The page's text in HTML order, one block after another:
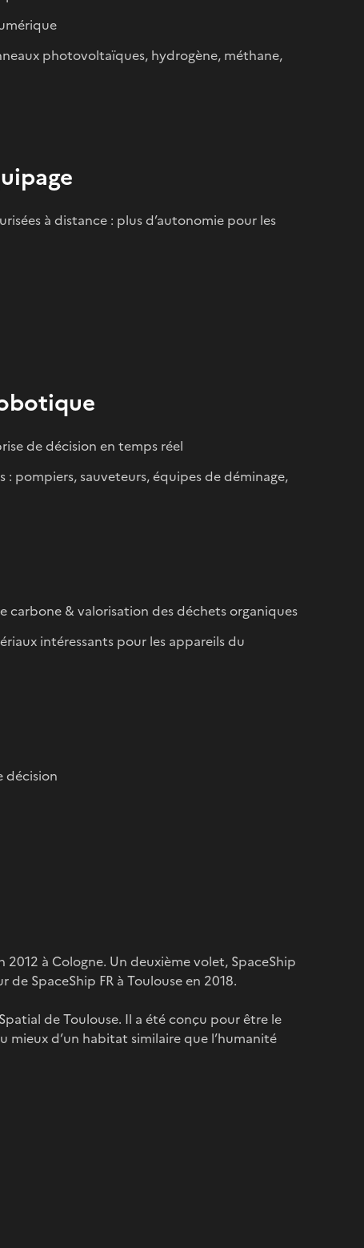
photovoltaïques, hydrogène, méthane,
à distance : plus d’autonomie pour les
de décision en temps réel
: pompiers, sauveteurs, équipes de déminage,
carbone & valorisation des déchets organiques
intéressants pour les appareils du
décision
à Cologne. Un deuxième volet, SpaceShip
SpaceShip FR à Toulouse en 2018.
de Toulouse. Il a été conçu pour être le
mieux d’un habitat similaire que l’humanité